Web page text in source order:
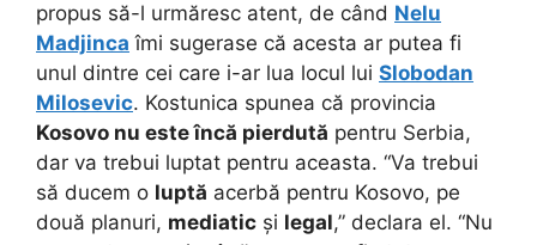
propus să-l urmăresc atent, de când Nelu
Madjinca îmi sugerase că acesta ar putea fi
unul dintre cei care i-ar lua locul lui Slobodan
Milosevic. Kostunica spunea că provincia
Kosovo nu este încă pierdută pentru Serbia,
dar va trebui luptat pentru aceasta. “Va trebui
să ducem o luptă acerbă pentru Kosovo, pe
două planuri, mediatic și legal,” declara el. “Nu